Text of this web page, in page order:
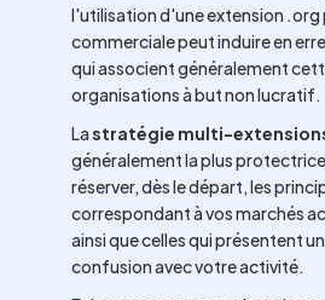
l'utilisation d'une extension .org
commerciale peut induire en
qui associent généralement
organisations à but non lucratif.
Lastratégie multi-
généralement la plus
réserver, dès le départ, les
correspondant à vos marchés
ainsi que celles qui présentent
confusion avec votre activité.